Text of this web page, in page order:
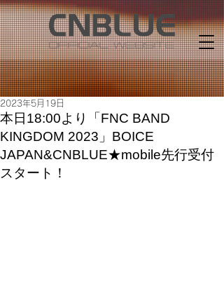
本日18:00より「FNC BAND
KINGDOM 2023」BOICE
JAPAN&CNBLUE★mobile先行受付
スタート！
2023年5月19日